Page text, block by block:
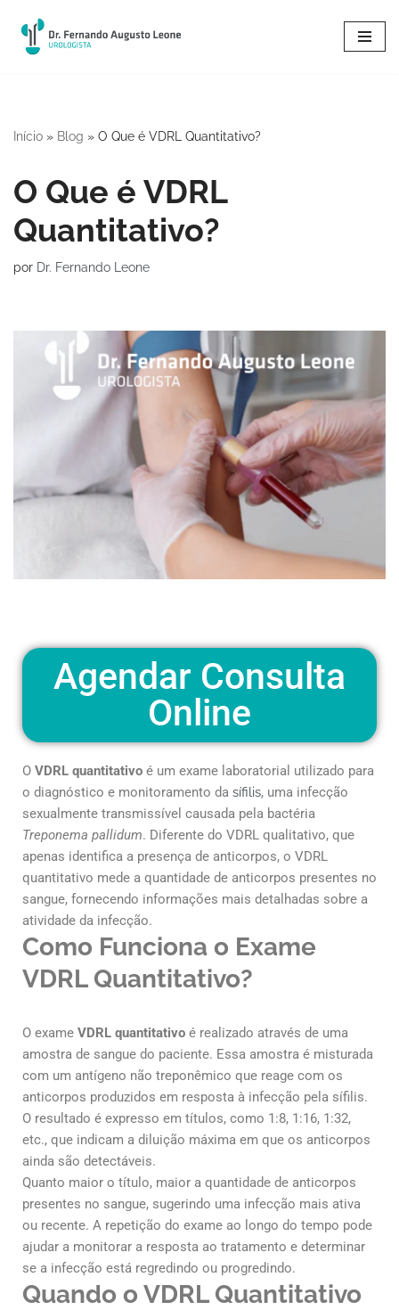
Pular
Início » Blog » O Que é VDRL Quantitativo?
O Que é VDRL
Quantitativo?
por Dr. Fernando Leone
Agendar Consulta
Online
O VDRL quantitativo é um exame laboratorial utilizado para
o diagnóstico e monitoramento da sífilis, uma infecção
sexualmente transmissível causada pela bactéria
Treponema pallidum. Diferente do VDRL qualitativo, que
apenas identifica a presença de anticorpos, o VDRL
quantitativo mede a quantidade de anticorpos presentes no
sangue, fornecendo informações mais detalhadas sobre a
atividade da infecção.
Como Funciona o Exame
VDRL Quantitativo?
O exame VDRL quantitativo é realizado através de uma
amostra de sangue do paciente. Essa amostra é misturada
com um antígeno não treponêmico que reage com os
anticorpos produzidos em resposta à infecção pela sífilis.
O resultado é expresso em títulos, como 1:8, 1:16, 1:32,
etc., que indicam a diluição máxima em que os anticorpos
ainda são detectáveis.
Quanto maior o título, maior a quantidade de anticorpos
presentes no sangue, sugerindo uma infecção mais ativa
ou recente. A repetição do exame ao longo do tempo pode
ajudar a monitorar a resposta ao tratamento e determinar
se a infecção está regredindo ou progredindo.
Quando o VDRL Quantitativo